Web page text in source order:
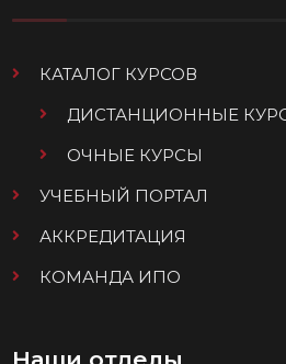
КАТАЛОГ КУРСОВ
ДИСТАНЦИОННЫЕ
ОЧНЫЕ КУРСЫ
УЧЕБНЫЙ ПОРТАЛ
АККРЕДИТАЦИЯ
КОМАНДА ИПО